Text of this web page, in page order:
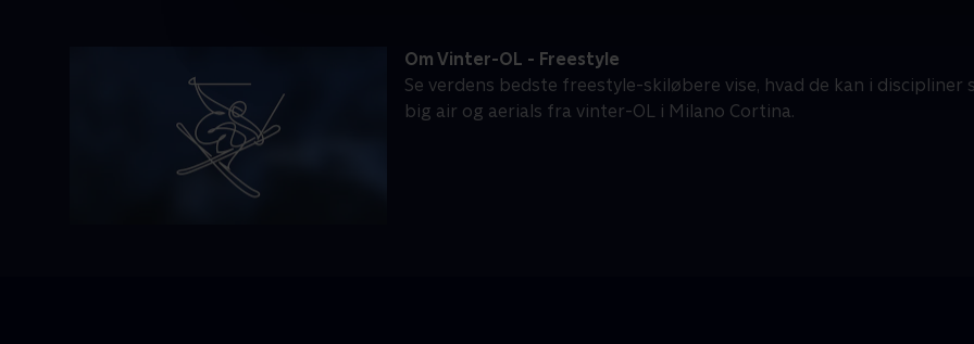
Om Vinter-OL - Freestyle
Se verdens bedste freestyle-skiløbere vise, hvad de kan i
big air og aerials fra vinter-OL i Milano Cortina.